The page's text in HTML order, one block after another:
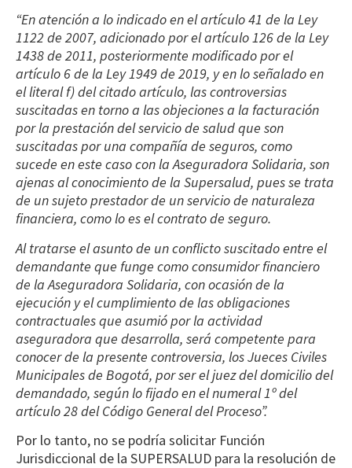
“En atención a lo indicado en el artículo 41 de la Ley
1122 de 2007, adicionado por el artículo 126 de la Ley
1438 de 2011, posteriormente modificado por el
artículo 6 de la Ley 1949 de 2019, y en lo señalado en
el literal f) del citado artículo, las controversias
suscitadas en torno a las objeciones a la facturación
por la prestación del servicio de salud que son
suscitadas por una compañía de seguros, como
sucede en este caso con la Aseguradora Solidaria, son
ajenas al conocimiento de la Supersalud, pues se trata
de un sujeto prestador de un servicio de naturaleza
financiera, como lo es el contrato de seguro.
Al tratarse el asunto de un conflicto suscitado entre el
demandante que funge como consumidor financiero
de la Aseguradora Solidaria, con ocasión de la
ejecución y el cumplimiento de las obligaciones
contractuales que asumió por la actividad
aseguradora que desarrolla, será competente para
conocer de la presente controversia, los Jueces Civiles
Municipales de Bogotá, por ser el juez del domicilio del
demandado, según lo fijado en el numeral 1º del
artículo 28 del Código General del Proceso”.
Por lo tanto, no se podría solicitar Función
Jurisdiccional de la SUPERSALUD para la resolución de